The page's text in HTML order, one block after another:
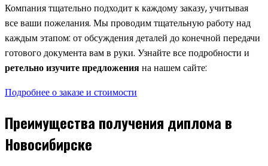
Компания тщательно подходит к каждому заказу, учитывая
все ваши пожелания. Мы проводим тщательную работу над
каждым этапом: от обсуждения деталей до конечной передачи
готового документа вам в руки. Узнайте все подробности и
ретельно изучите предложенияна нашем сайте:
Подробнее о заказе и стоимости
Преимущества получения диплома в
Новосибирске